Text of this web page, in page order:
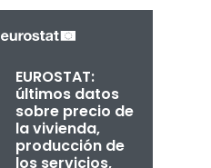
EUROSTAT:
últimos datos
sobre precio de
la vivienda,
producción de
los servicios,